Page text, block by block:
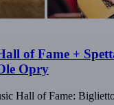
of Fame +
Opry
Hall of Fame: